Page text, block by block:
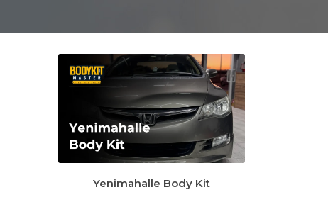
Yenimahalle Body Kit